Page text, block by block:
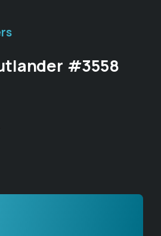
#3558